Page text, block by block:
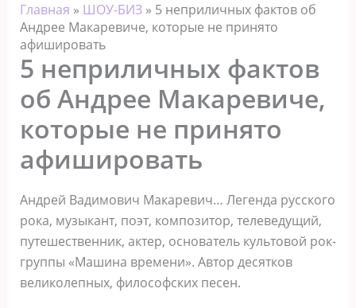
Главная » ШОУ-БИЗ» 5 неприличных фактов об
Андрее Макаревиче, которые не принято
афишировать
5 неприличных фактов
об Андрее Макаревиче,
которые не принято
афишировать
Андрей Вадимович Макаревич… Легенда русского
рока, музыкант, поэт, композитор, телеведущий,
путешественник, актер, основатель культовой рок-
группы «Машина времени». Автор десятков
великолепных, философских песен.